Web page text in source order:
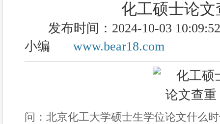
化工硕士论文
发布时间：2024-10-03 10:09:52
小编
www.bear18.com
问：北京化工大学硕士生学位论文什么